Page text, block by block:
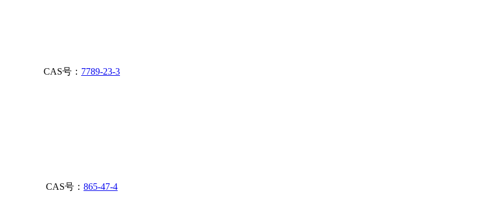
CAS号： 7789-23-3
CAS号： 865-47-4